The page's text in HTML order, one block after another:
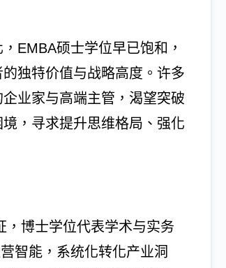
EMBA硕士学位早已饱和，
独特价值与战略高度。许多
业家与高端主管，渴望突破
境，寻求提升思维格局、强化
，博士学位代表学术与实务
智能，系统化转化产业洞